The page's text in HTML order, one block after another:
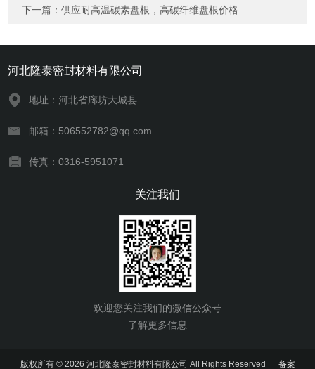
下一篇：供应耐高温碳素盘根，高碳纤维盘根价格
河北隆泰密封材料有限公司
地址：河北省廊坊大城县
邮箱：506552782@qq.com
传真：0316-5951071
关注我们
欢迎您关注我们的微信公众号
了解更多信息
版权所有 © 2026 河北隆泰密封材料有限公司 All Rights Reserved 备案